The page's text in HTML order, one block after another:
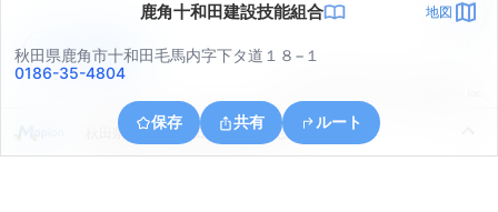
鹿角十和田建設技能組合 地図
秋田県鹿角市十和田毛馬内字下タ道１８−１
0186-35-4804
保存 共有 ルート
秋田県鹿角市十和田毛馬内字汁毛川
アプリで見る